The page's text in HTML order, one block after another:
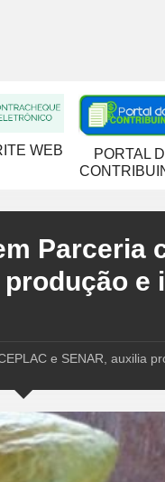
WEB
PORTAL
Parceria
e
e SENAR, auxilia